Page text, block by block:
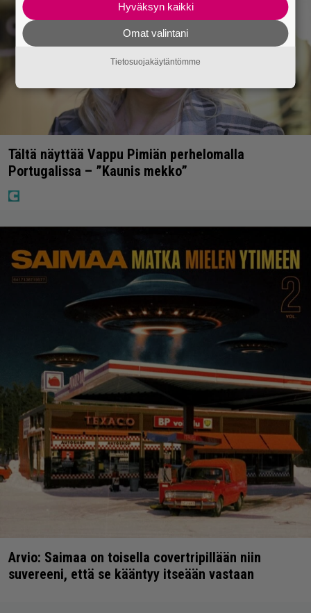
Tältä näyttää Vappu Pimiän perhelomalla
Portugalissa – ”Kaunis mekko”
Arvio: Saimaa on toisella covertripillään niin
suvereeni, että se kääntyy itseään vastaan
Hyväksyn kaikki
Omat valintani
Tietosuojakäytäntömme